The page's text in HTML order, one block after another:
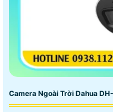
Camera Ngoài Trời Dahua